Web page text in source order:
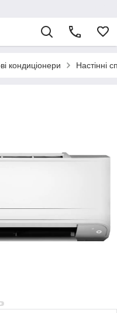
кондиціонери Настінні